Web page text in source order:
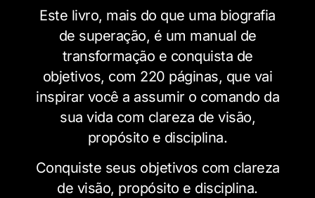
Este livro, mais do que uma biografia
de superação, é um manual de
transformação e conquista de
objetivos, com 220 páginas, que vai
inspirar você a assumir o comando da
sua vida com clareza de visão,
propósito e disciplina.
Conquiste seus objetivos com clareza
de visão, propósito e disciplina.